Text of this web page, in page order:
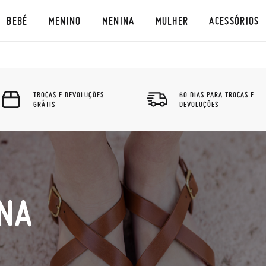
BEBÉ MENINO MENINA MULHER ACESSÓRIOS
TROCAS E DEVOLUÇÕES
GRÁTIS
60 DIAS PARA TROCAS E
DEVOLUÇÕES